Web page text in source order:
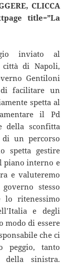
CLICCA
title=”La
inviato al
di Napoli,
Gentiloni
facilitare un
spetta al
il Pd
della sconfitta
un percorso
spetta gestire
piano interno e
e valuteremo
stesso
lo ritenessimo
e degli
modo di essere
che ci
peggio, tanto
della sinistra.